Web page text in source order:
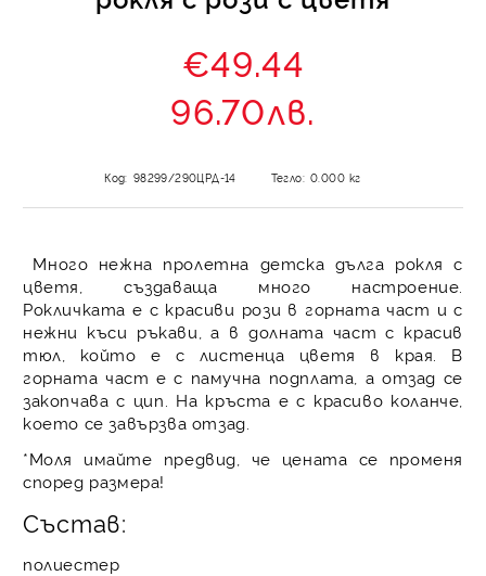
€49.44
96.70лв.
Код: 98299/290ЦРД-14 Тегло: 0.000 кг
Много нежна пролетна детска дълга рокля с
цветя, създаваща много настроение.
Рокличката е с красиви рози в горната част и с
нежни къси ръкави, а в долната част с красив
тюл, който е с листенца цветя в края. В
горната част е с памучна подплата, а отзад се
закопчава с цип. На кръста е с красиво коланче,
което се завързва отзад.
*Моля имайте предвид, че цената се променя
според размера!
Състав:
полиестер